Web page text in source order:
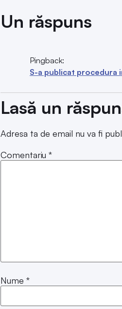
Un răspuns
Pingback:
S-a publicat procedura
Lasă un
Adresa ta de email nu va fi
Comentariu *
Nume *